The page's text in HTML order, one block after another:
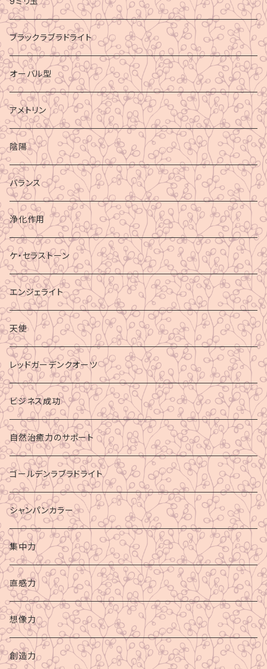
ブラックラブラドライト
オーバル型
アメトリン
陰陽
バランス
浄化作用
ケ・セラストーン
エンジェライト
天使
レッドガーデンクオーツ
ビジネス成功
自然治癒力のサポート
ゴールデンラブラドライト
シャンパンカラー
集中力
直感力
想像力
創造力